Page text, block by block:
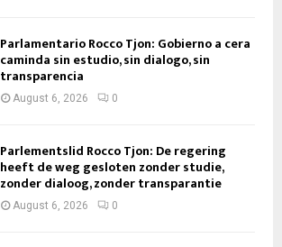
Parlamentario Rocco Tjon: Gobierno a cera
caminda sin estudio, sin dialogo, sin
transparencia
August 6, 2026 0
Parlementslid Rocco Tjon: De regering
heeft de weg gesloten zonder studie,
zonder dialoog, zonder transparantie
August 6, 2026 0